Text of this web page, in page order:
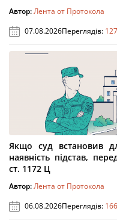
Автор:Лента от Протокола
07.08.2026Переглядів: 127
Якщо суд встановив
наявність підстав,
ст. 1172 Ц
Автор:Лента от Протокола
06.08.2026Переглядів: 166